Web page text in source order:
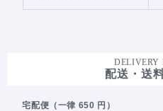
DELIVERY
配送・送
宅配便（一律 650 円）